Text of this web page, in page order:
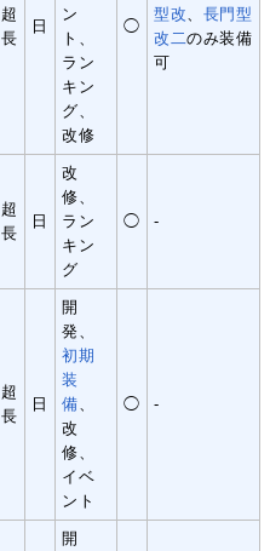
超
長
日
ン
ト、
ラン
キン
グ、
改修
◯
型改
長門型
改二のみ装備
可
超
長
日
改
修、
ラン
キン
グ
◯ -
超
長
日
開
発、
初期
装
備
改
修、
イベ
ント
◯ -
開